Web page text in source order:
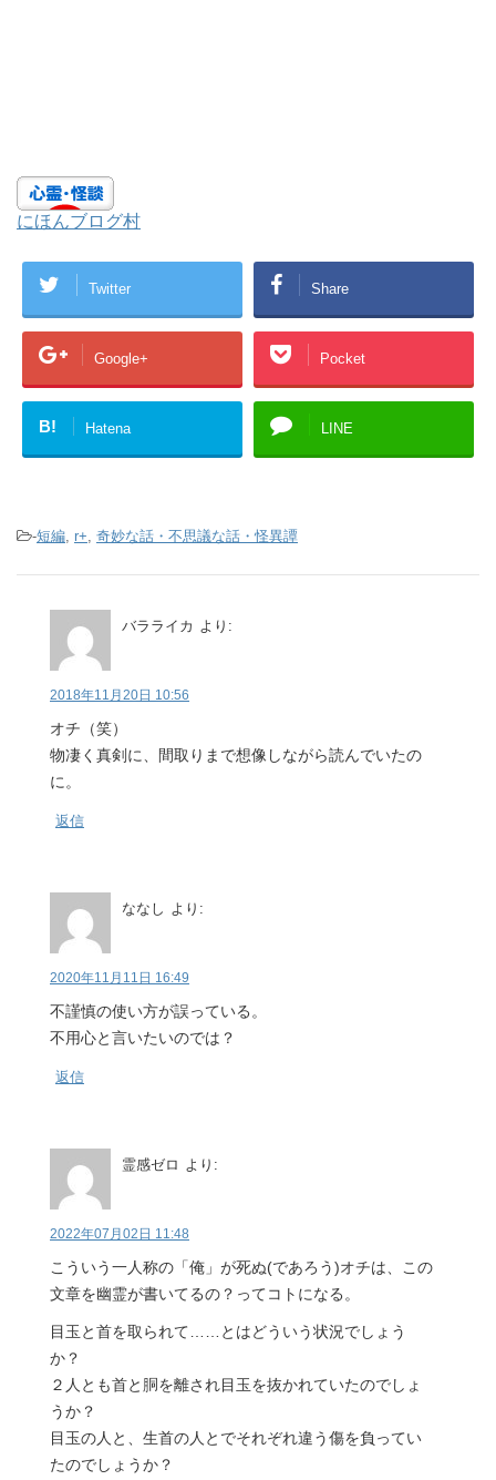
にほんブログ村
Twitter Share
Google+ Pocket
B! Hatena LINE
-短編, r+, 奇妙な話・不思議な話・怪異譚
バラライカ より:
2018年11月20日 10:56
オチ（笑）
物凄く真剣に、間取りまで想像しながら読んでいたの
に。
返信
ななし より:
2020年11月11日 16:49
不謹慎の使い方が誤っている。
不用心と言いたいのでは？
返信
霊感ゼロ より:
2022年07月02日 11:48
こういう一人称の「俺」が死ぬ(であろう)オチは、この
文章を幽霊が書いてるの？ってコトになる。
目玉と首を取られて……とはどういう状況でしょう
か？
２人とも首と胴を離され目玉を抜かれていたのでしょ
うか？
目玉の人と、生首の人とでそれぞれ違う傷を負ってい
たのでしょうか？